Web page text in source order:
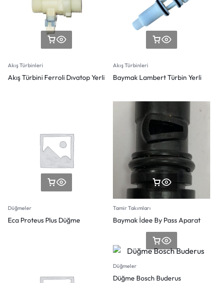
Akış Türbinleri
Akış Türbini Ferroli Dıvatop Yerli
Akış Türbinleri
Baymak Lambert Türbin Yerli
Düğmeler
Eca Proteus Plus Düğme
Tamir Takımları
Baymak İdee By Pass Aparat
Düğmeler
Düğme Bosch Buderus